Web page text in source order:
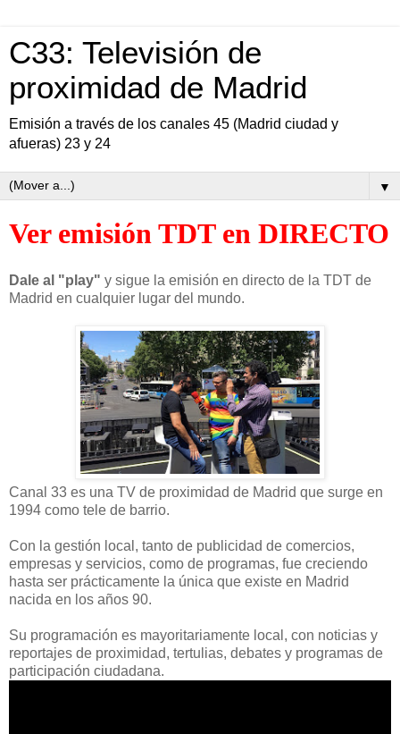
C33: Televisión de
proximidad de Madrid
Emisión a través de los canales 45 (Madrid ciudad y
afueras) 23 y 24
▼
Ver emisión TDT en DIRECTO
Dale al "play" y sigue la emisión en directo de la TDT de
Madrid en cualquier lugar del mundo.
Canal 33 es una TV de proximidad de Madrid que surge en
1994 como tele de barrio.
Con la gestión local, tanto de publicidad de comercios,
empresas y servicios, como de programas, fue creciendo
hasta ser prácticamente la única que existe en Madrid
nacida en los años 90.
Su programación es mayoritariamente local, con noticias y
reportajes de proximidad, tertulias, debates y programas de
participación ciudadana.